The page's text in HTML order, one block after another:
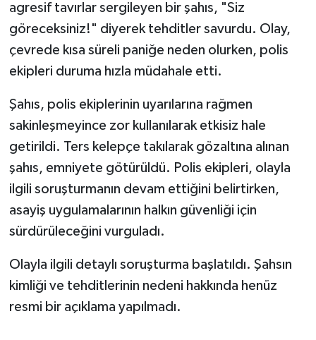
agresif tavırlar sergileyen bir şahıs, "Siz
göreceksiniz!" diyerek tehditler savurdu. Olay,
çevrede kısa süreli paniğe neden olurken, polis
ekipleri duruma hızla müdahale etti.
Şahıs, polis ekiplerinin uyarılarına rağmen
sakinleşmeyince zor kullanılarak etkisiz hale
getirildi. Ters kelepçe takılarak gözaltına alınan
şahıs, emniyete götürüldü. Polis ekipleri, olayla
ilgili soruşturmanın devam ettiğini belirtirken,
asayiş uygulamalarının halkın güvenliği için
sürdürüleceğini vurguladı.
Olayla ilgili detaylı soruşturma başlatıldı. Şahsın
kimliği ve tehditlerinin nedeni hakkında henüz
resmi bir açıklama yapılmadı.
OTOMOTİV
TEKNOLOJİ
KÜLTÜR SANAT